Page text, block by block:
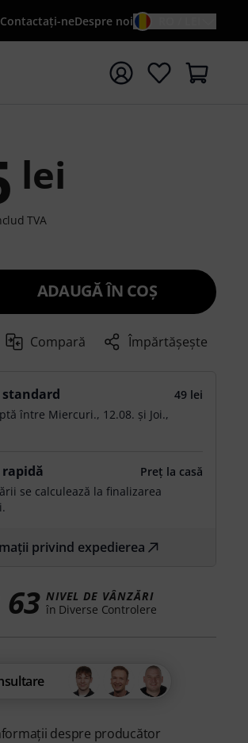
Contactaţi-neDespre noi
de căutare {searchTerm}
lei
TVA
ADAUGĂ ÎN COŞ
Compară Împărtășește
49 lei
între Miercuri., 12.08. și Joi.,
Preț la casă
se calculează la finalizarea
privind expedierea
63 NIVEL DE VÂNZĂRI
în Diverse Controlere
despre producător